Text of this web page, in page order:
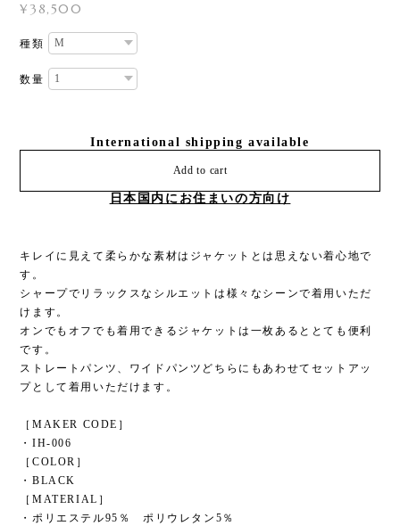
¥38,500
種類
数量
International shipping available
Add to cart
日本国内にお住まいの方向け
キレイに見えて柔らかな素材はジャケットとは思えない着心地で
す。
シャープでリラックスなシルエットは様々なシーンで着用いただ
けます。
オンでもオフでも着用できるジャケットは一枚あるととても便利
です。
ストレートパンツ、ワイドパンツどちらにもあわせてセットアッ
プとして着用いただけます。
［MAKER CODE］
・IH-006
［COLOR］
・BLACK
［MATERIAL］
・ポリエステル95％ ポリウレタン5％